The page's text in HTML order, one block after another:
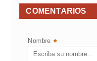
COMENTARIOS
Nombre *